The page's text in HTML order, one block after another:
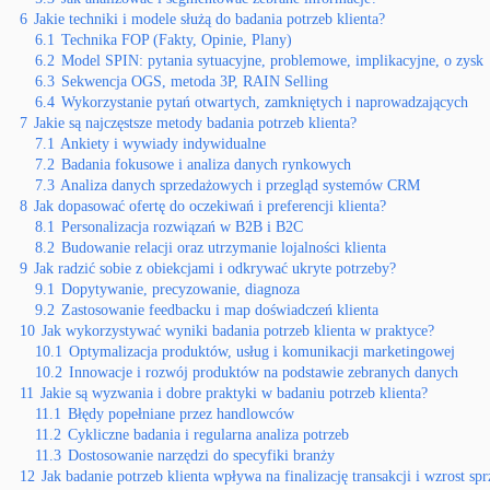
6 Jakie techniki i modele służą do badania potrzeb klienta?
6.1 Technika FOP (Fakty, Opinie, Plany)
6.2 Model SPIN: pytania sytuacyjne, problemowe, implikacyjne, o zysk
6.3 Sekwencja OGS, metoda 3P, RAIN Selling
6.4 Wykorzystanie pytań otwartych, zamkniętych i naprowadzających
7 Jakie są najczęstsze metody badania potrzeb klienta?
7.1 Ankiety i wywiady indywidualne
7.2 Badania fokusowe i analiza danych rynkowych
7.3 Analiza danych sprzedażowych i przegląd systemów CRM
8 Jak dopasować ofertę do oczekiwań i preferencji klienta?
8.1 Personalizacja rozwiązań w B2B i B2C
8.2 Budowanie relacji oraz utrzymanie lojalności klienta
9 Jak radzić sobie z obiekcjami i odkrywać ukryte potrzeby?
9.1 Dopytywanie, precyzowanie, diagnoza
9.2 Zastosowanie feedbacku i map doświadczeń klienta
10 Jak wykorzystywać wyniki badania potrzeb klienta w praktyce?
10.1 Optymalizacja produktów, usług i komunikacji marketingowej
10.2 Innowacje i rozwój produktów na podstawie zebranych danych
11 Jakie są wyzwania i dobre praktyki w badaniu potrzeb klienta?
11.1 Błędy popełniane przez handlowców
11.2 Cykliczne badania i regularna analiza potrzeb
11.3 Dostosowanie narzędzi do specyfiki branży
12 Jak badanie potrzeb klienta wpływa na finalizację transakcji i wzrost